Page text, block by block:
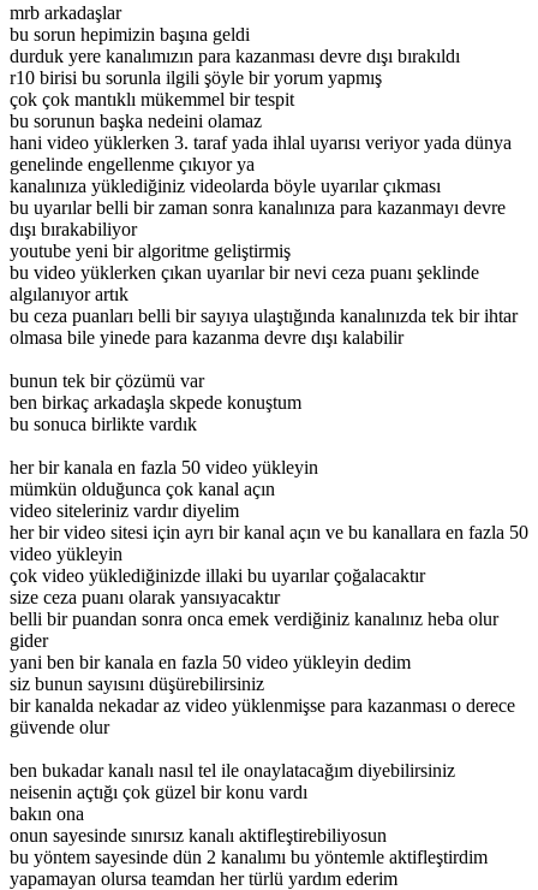
mrb arkadaşlar
bu sorun hepimizin başına geldi
durduk yere kanalımızın para kazanması devre dışı bırakıldı
r10 birisi bu sorunla ilgili şöyle bir yorum yapmış
çok çok mantıklı mükemmel bir tespit
bu sorunun başka nedeini olamaz
hani video yüklerken 3. taraf yada ihlal uyarısı veriyor yada dünya
genelinde engellenme çıkıyor ya
kanalınıza yüklediğiniz videolarda böyle uyarılar çıkması
bu uyarılar belli bir zaman sonra kanalınıza para kazanmayı devre
dışı bırakabiliyor
youtube yeni bir algoritme geliştirmiş
bu video yüklerken çıkan uyarılar bir nevi ceza puanı şeklinde
algılanıyor artık
bu ceza puanları belli bir sayıya ulaştığında kanalınızda tek bir ihtar
olmasa bile yinede para kazanma devre dışı kalabilir
bunun tek bir çözümü var
ben birkaç arkadaşla skpede konuştum
bu sonuca birlikte vardık
her bir kanala en fazla 50 video yükleyin
mümkün olduğunca çok kanal açın
video siteleriniz vardır diyelim
her bir video sitesi için ayrı bir kanal açın ve bu kanallara en fazla 50
video yükleyin
çok video yüklediğinizde illaki bu uyarılar çoğalacaktır
size ceza puanı olarak yansıyacaktır
belli bir puandan sonra onca emek verdiğiniz kanalınız heba olur
gider
yani ben bir kanala en fazla 50 video yükleyin dedim
siz bunun sayısını düşürebilirsiniz
bir kanalda nekadar az video yüklenmişse para kazanması o derece
güvende olur
ben bukadar kanalı nasıl tel ile onaylatacağım diyebilirsiniz
neisenin açtığı çok güzel bir konu vardı
bakın ona
onun sayesinde sınırsız kanalı aktifleştirebiliyosun
bu yöntem sayesinde dün 2 kanalımı bu yöntemle aktifleştirdim
yapamayan olursa teamdan her türlü yardım ederim